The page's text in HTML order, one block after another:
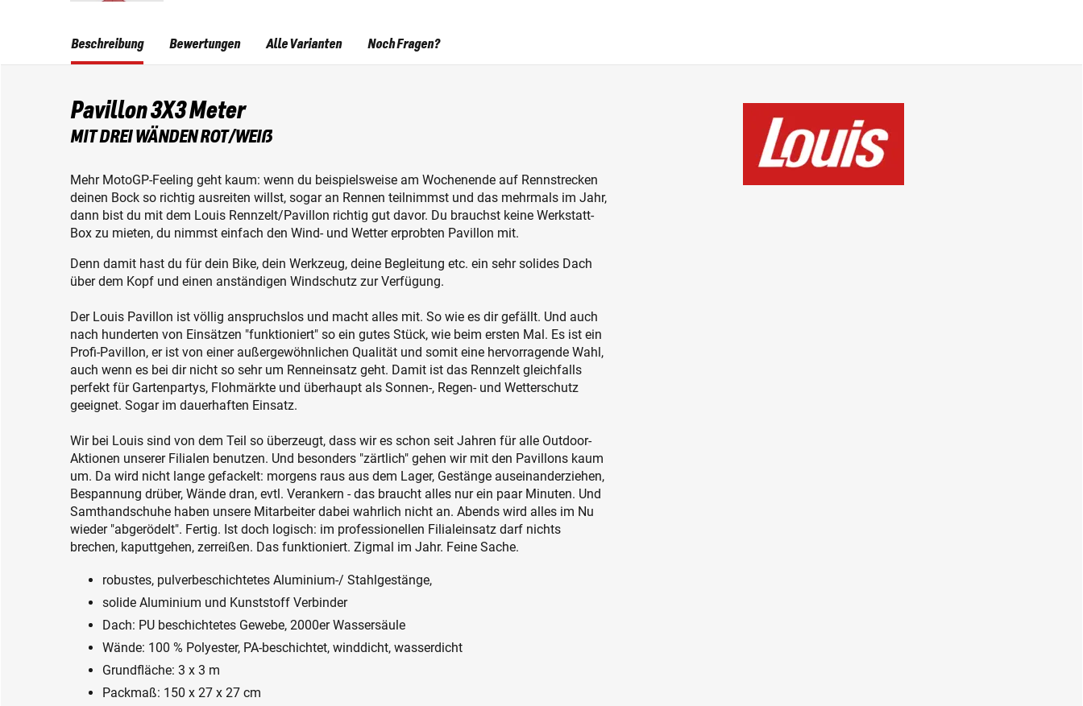
Beschreibung
Pavillon 3X3 Meter
MIT DREI WÄNDEN ROT/WEIẞ
Mehr MotoGP-Feeling geht kaum: wenn du beispielsweise am Wochenende auf Rennstrecken
deinen Bock so richtig ausreiten willst, sogar an Rennen teilnimmst und das mehrmals im Jahr,
dann bist du mit dem Louis Rennzelt/Pavillon richtig gut davor. Du brauchst keine Werkstatt-
Box zu mieten, du nimmst einfach den Wind- und Wetter erprobten Pavillon mit.
Denn damit hast du für dein Bike, dein Werkzeug, deine Begleitung etc. ein sehr solides Dach
über dem Kopf und einen anständigen Windschutz zur Verfügung.
Der Louis Pavillon ist völlig anspruchslos und macht alles mit. So wie es dir gefällt. Und auch
nach hunderten von Einsätzen "funktioniert" so ein gutes Stück, wie beim ersten Mal. Es ist ein
Profi-Pavillon, er ist von einer außergewöhnlichen Qualität und somit eine hervorragende Wahl,
auch wenn es bei dir nicht so sehr um Renneinsatz geht. Damit ist das Rennzelt gleichfalls
perfekt für Gartenpartys, Flohmärkte und überhaupt als Sonnen-, Regen- und Wetterschutz
geeignet. Sogar im dauerhaften Einsatz.
Wir bei Louis sind von dem Teil so überzeugt, dass wir es schon seit Jahren für alle Outdoor-
Aktionen unserer Filialen benutzen. Und besonders "zärtlich" gehen wir mit den Pavillons kaum
um. Da wird nicht lange gefackelt: morgens raus aus dem Lager, Gestänge auseinanderziehen,
Bespannung drüber, Wände dran, evtl. Verankern - das braucht alles nur ein paar Minuten. Und
Samthandschuhe haben unsere Mitarbeiter dabei wahrlich nicht an. Abends wird alles im Nu
wieder "abgerödelt". Fertig. Ist doch logisch: im professionellen Filialeinsatz darf nichts
brechen, kaputtgehen, zerreißen. Das funktioniert. Zigmal im Jahr. Feine Sache.
robustes, pulverbeschichtetes Aluminium-/ Stahlgestänge,
solide Aluminium und Kunststoff Verbinder
Dach: PU beschichtetes Gewebe, 2000er Wassersäule
Wände: 100 % Polyester, PA-beschichtet, winddicht, wasserdicht
Grundfläche: 3 x 3 m
Packmaß: 150 x 27 x 27 cm
Bewertungen Alle Varianten Noch Fragen?